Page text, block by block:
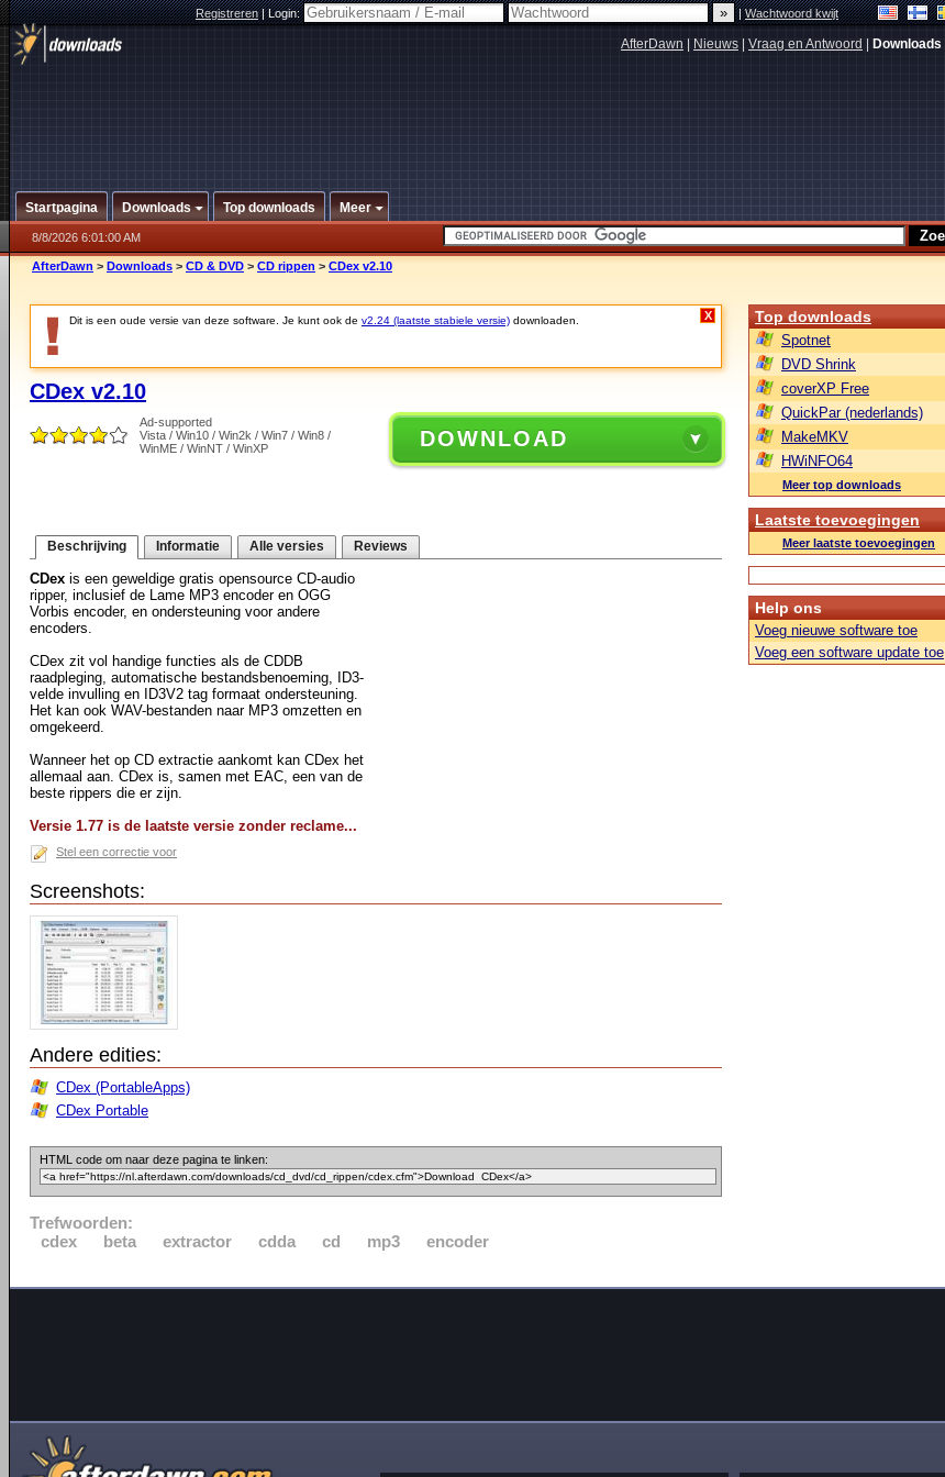
Registreren|Login: |Wachtwoord kwijt
AfterDawn Nieuws Vraag en Antwoord Downloads
Startpagina Downloads Top downloads Meer
8/8/2026 6:01:00 AM
AfterDawn > Downloads > CD & DVD > CD rippen > CDex v2.10
Dit is een oude versie van deze software. Je kunt ook de v2.24 (laatste stabiele versie) downloaden. X
CDex v2.10
Ad-supported
Vista / Win10 / Win2k / Win7 / Win8 /
WinME / WinNT / WinXP
DOWNLOAD
Beschrijving Informatie Alle versies Reviews
CDex is een geweldige gratis opensource CD-audio
ripper, inclusief de Lame MP3 encoder en OGG
Vorbis encoder, en ondersteuning voor andere
encoders.
CDex zit vol handige functies als de CDDB
raadpleging, automatische bestandsbenoeming, ID3-
velde invulling en ID3V2 tag formaat ondersteuning.
Het kan ook WAV-bestanden naar MP3 omzetten en
omgekeerd.
Wanneer het op CD extractie aankomt kan CDex het
allemaal aan. CDex is, samen met EAC, een van de
beste rippers die er zijn.
Versie 1.77 is de laatste versie zonder reclame...
Stel een correctie voor
Screenshots:
Andere edities:
CDex (PortableApps)
CDex Portable
HTML code om naar deze pagina te linken:
Trefwoorden:
cdex
beta extractor cdda cd mp3 encoder
Top downloads
Spotnet
DVD Shrink
coverXP Free
QuickPar (nederlands)
MakeMKV
HWiNFO64
Meer top downloads
Laatste toevoegingen
Meer laatste toevoegingen
Help ons
Voeg nieuwe software toe
Voeg een software update toe